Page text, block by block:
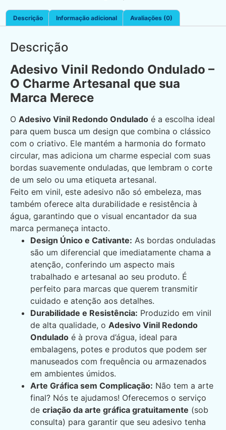
Descrição Informação adicional Avaliações (0)
Descrição
Adesivo Vinil Redondo Ondulado –
O Charme Artesanal que sua
Marca Merece
O Adesivo Vinil Redondo Ondulado é a escolha ideal
para quem busca um design que combina o clássico
com o criativo. Ele mantém a harmonia do formato
circular, mas adiciona um charme especial com suas
bordas suavemente onduladas, que lembram o corte
de um selo ou uma etiqueta artesanal.
Feito em vinil, este adesivo não só embeleza, mas
também oferece alta durabilidade e resistência à
água, garantindo que o visual encantador da sua
marca permaneça intacto.
Design Único e Cativante: As bordas onduladas
são um diferencial que imediatamente chama a
atenção, conferindo um aspecto mais
trabalhado e artesanal ao seu produto. É
perfeito para marcas que querem transmitir
cuidado e atenção aos detalhes.
Durabilidade e Resistência: Produzido em vinil
de alta qualidade, o Adesivo Vinil Redondo
Ondulado é à prova d’água, ideal para
embalagens, potes e produtos que podem ser
manuseados com frequência ou armazenados
em ambientes úmidos.
Arte Gráfica sem Complicação: Não tem a arte
final? Nós te ajudamos! Oferecemos o serviço
de criação da arte gráfica gratuitamente (sob
consulta) para garantir que seu adesivo tenha